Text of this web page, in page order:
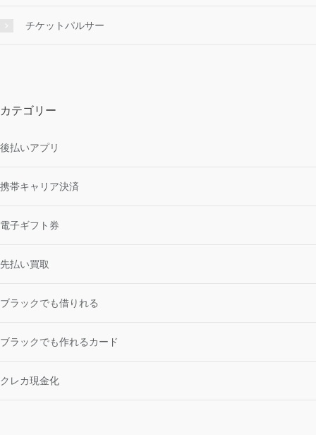
チケットパルサー
カテゴリー
後払いアプリ
携帯キャリア決済
電子ギフト券
先払い買取
ブラックでも借りれる
ブラックでも作れるカード
クレカ現金化